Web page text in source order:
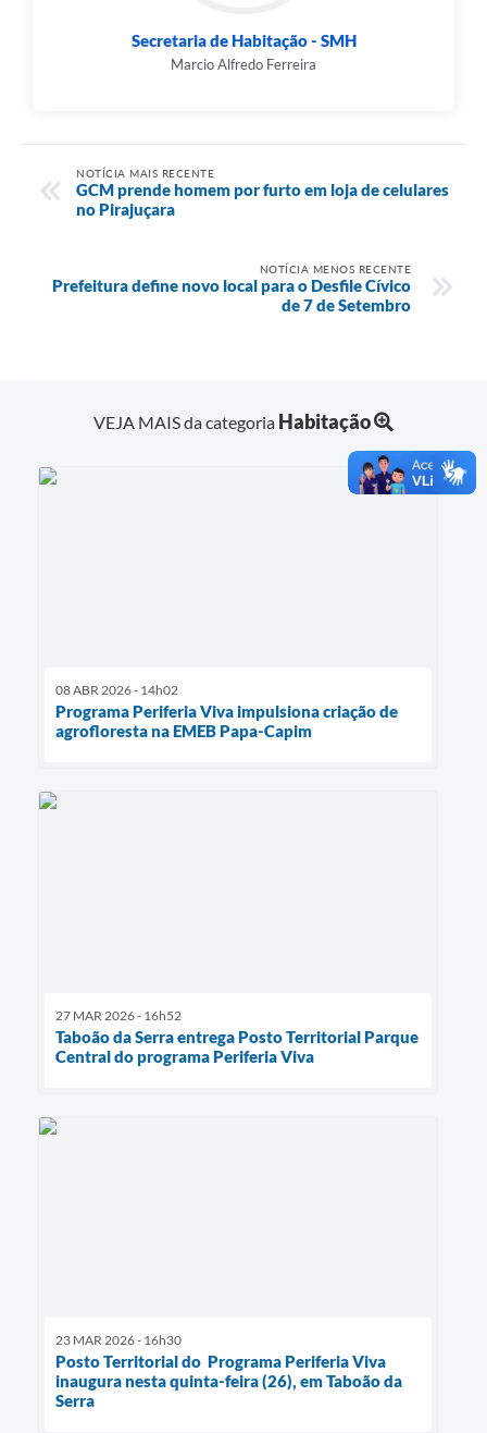
Secretaria de Habitação - SMH
Marcio Alfredo Ferreira
NOTÍCIA MAIS RECENTE
GCM prende homem por furto em loja de celulares
no Pirajuçara
NOTÍCIA MENOS RECENTE
Prefeitura define novo local para o Desfile Cívico
de 7 de Setembro
VEJA MAIS da categoria Habitação
08 ABR 2026 - 14h02
Programa Periferia Viva impulsiona criação de
agrofloresta na EMEB Papa-Capim
27 MAR 2026 - 16h52
Taboão da Serra entrega Posto Territorial Parque
Central do programa Periferia Viva
23 MAR 2026 - 16h30
Posto Territorial do Programa Periferia Viva
inaugura nesta quinta-feira (26), em Taboão da
Serra